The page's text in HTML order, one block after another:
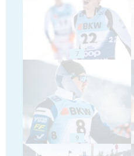
7
9